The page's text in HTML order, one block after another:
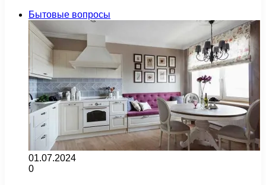
Бытовые вопросы
01.07.2024
0